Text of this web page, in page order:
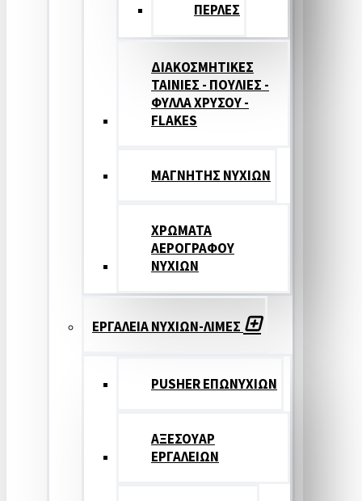
ΠΕΡΛΕΣ
ΔΙΑΚΟΣΜΗΤΙΚΕΣ
ΤΑΙΝΙΕΣ - ΠΟΥΛΙΕΣ -
ΦΥΛΛΑ ΧΡΥΣΟΥ -
FLAKES
ΜΑΓΝΗΤΗΣ ΝΥΧΙΩΝ
ΧΡΩΜΑΤΑ
ΑΕΡΟΓΡΑΦΟΥ
ΝΥΧΙΩΝ
ΕΡΓΑΛΕΙΑ ΝΥΧΙΩΝ-ΛΙΜΕΣ
PUSHER ΕΠΩΝΥΧΙΩΝ
ΑΞΕΣΟΥΑΡ
ΕΡΓΑΛΕΙΩΝ